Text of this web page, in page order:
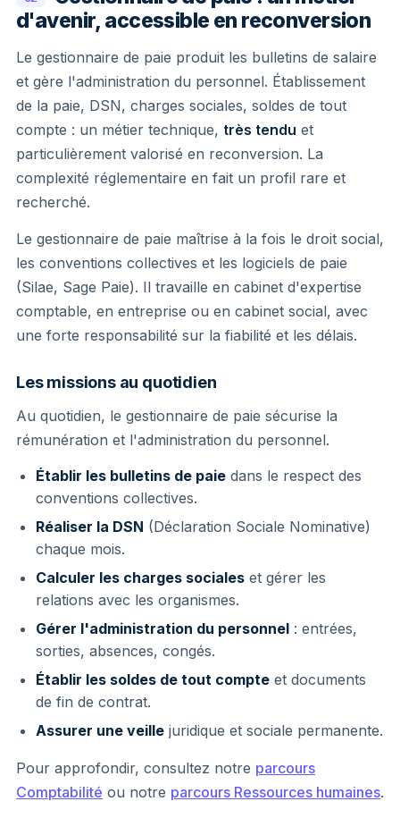
d'avenir, accessible en reconversion
Le gestionnaire de paie produit les bulletins de salaire
et gère l'administration du personnel. Établissement
de la paie, DSN, charges sociales, soldes de tout
compte : un métier technique, très tendu et
particulièrement valorisé en reconversion. La
complexité réglementaire en fait un profil rare et
recherché.
Le gestionnaire de paie maîtrise à la fois le droit social,
les conventions collectives et les logiciels de paie
(Silae, Sage Paie). Il travaille en cabinet d'expertise
comptable, en entreprise ou en cabinet social, avec
une forte responsabilité sur la fiabilité et les délais.
Les missions au quotidien
Au quotidien, le gestionnaire de paie sécurise la
rémunération et l'administration du personnel.
Établir les bulletins de paie dans le respect des
conventions collectives.
Réaliser la DSN (Déclaration Sociale Nominative)
chaque mois.
Calculer les charges sociales et gérer les
relations avec les organismes.
Gérer l'administration du personnel : entrées,
sorties, absences, congés.
Établir les soldes de tout compte et documents
de fin de contrat.
Assurer une veille juridique et sociale permanente.
Pour approfondir, consultez notre parcours
Comptabilité ou notre parcours Ressources humaines.